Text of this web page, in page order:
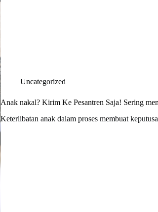
Uncategorized
Anak nakal? Kirim Ke Pesantren Saja! Sering
Keterlibatan anak dalam proses membuat